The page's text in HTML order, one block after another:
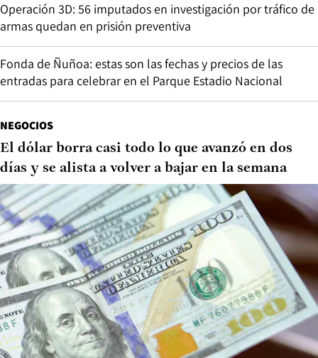
Operación 3D: 56 imputados en investigación por tráfico de
armas quedan en prisión preventiva
Fonda de Ñuñoa: estas son las fechas y precios de las
entradas para celebrar en el Parque Estadio Nacional
NEGOCIOS
El dólar borra casi todo lo que avanzó en dos
días y se alista a volver a bajar en la semana